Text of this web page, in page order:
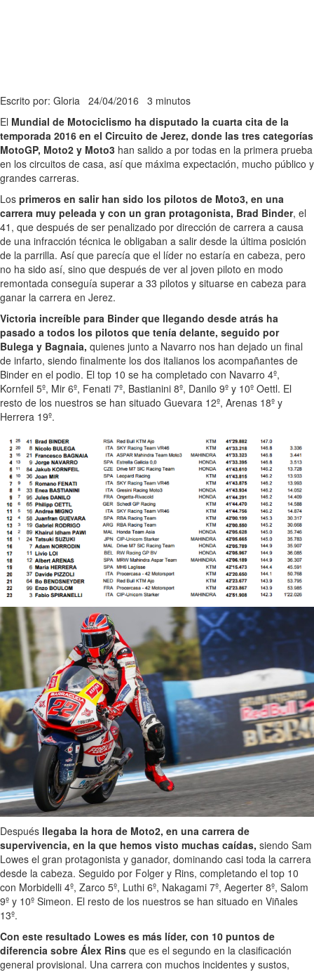
Escrito por: Gloria 24/04/2016 3 minutos
El Mundial de Motociclismo ha disputado la cuarta cita de la
temporada 2016 en el Circuito de Jerez, donde las tres categorías
MotoGP, Moto2 y Moto3 han salido a por todas en la primera prueba
en los circuitos de casa, así que máxima expectación, mucho público y
grandes carreras.
Los primeros en salir han sido los pilotos de Moto3, en una
carrera muy peleada y con un gran protagonista, Brad Binder, el
41, que después de ser penalizado por dirección de carrera a causa
de una infracción técnica le obligaban a salir desde la última posición
de la parrilla. Así que parecía que el líder no estaría en cabeza, pero
no ha sido así, sino que después de ver al joven piloto en modo
remontada conseguía superar a 33 pilotos y situarse en cabeza para
ganar la carrera en Jerez.
Victoria increíble para Binder que llegando desde atrás ha
pasado a todos los pilotos que tenía delante, seguido por
Bulega y Bagnaia, quienes junto a Navarro nos han dejado un final
de infarto, siendo finalmente los dos italianos los acompañantes de
Binder en el podio. El top 10 se ha completado con Navarro 4º,
Kornfeil 5º, Mir 6º, Fenati 7º, Bastianini 8º, Danilo 9º y 10º Oettl. El
resto de los nuestros se han situado Guevara 12º, Arenas 18º y
Herrera 19º.
Después llegaba la hora de Moto2, en una carrera de
supervivencia, en la que hemos visto muchas caídas, siendo Sam
Lowes el gran protagonista y ganador, dominando casi toda la carrera
desde la cabeza. Seguido por Folger y Rins, completando el top 10
con Morbidelli 4º, Zarco 5º, Luthi 6º, Nakagami 7º, Aegerter 8º, Salom
9º y 10º Simeon. El resto de los nuestros se han situado en Viñales
13º.
Con este resultado Lowes es más líder, con 10 puntos de
diferencia sobre Álex Rins que es el segundo en la clasificación
general provisional. Una carrera con muchos incidentes y sustos,